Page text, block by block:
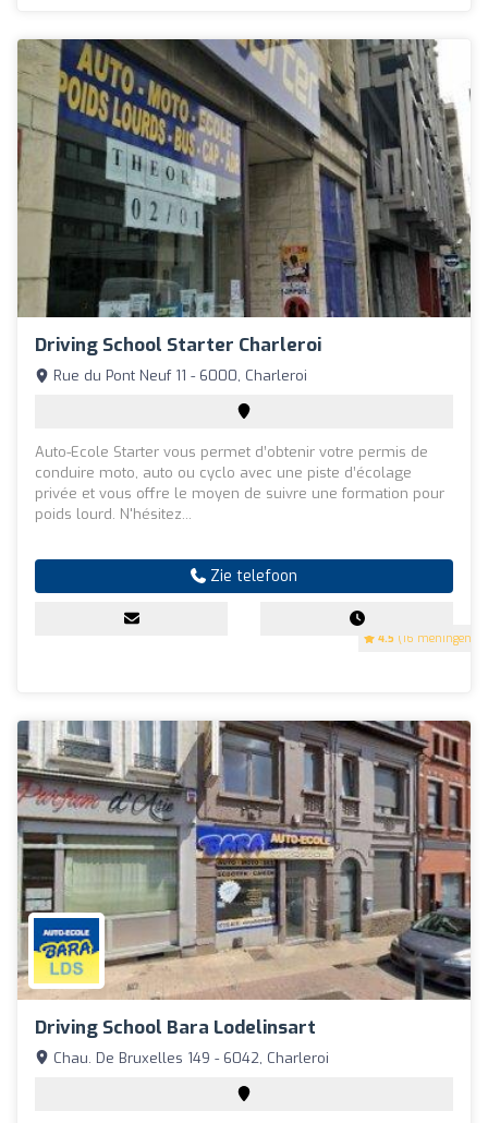
Driving School Starter Charleroi
4.5 (16 meningen)
Rue du Pont Neuf 11 - 6000, Charleroi
Auto-Ecole Starter vous permet d’obtenir votre permis de
conduire moto, auto ou cyclo avec une piste d’écolage
privée et vous offre le moyen de suivre une formation pour
poids lourd. N'hésitez...
Zie telefoon
Driving School Bara Lodelinsart
Chau. De Bruxelles 149 - 6042, Charleroi